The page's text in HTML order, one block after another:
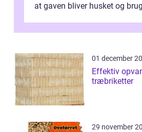
at gaven bliver husket og
01 december
Effektiv
træbriketter
29 november